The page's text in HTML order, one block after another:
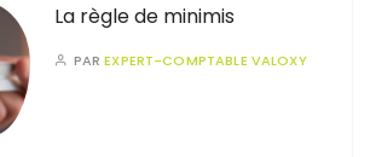
La règle de minimis
PAREXPERT-COMPTABLE VALOXY